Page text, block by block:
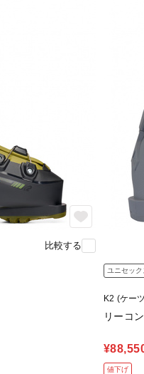
比較する
ユニセック
K2 (ケー
リーコ
値下げ